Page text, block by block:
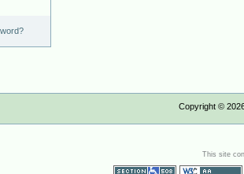
Copyright ©
This site